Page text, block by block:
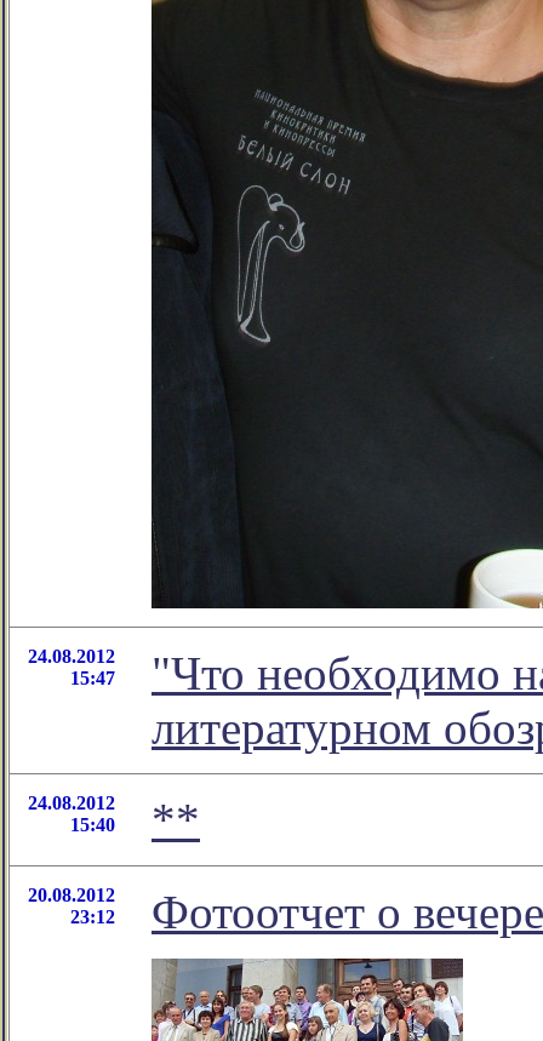
24.08.2012
15:47
"Что необходимо
литературном
24.08.2012
15:40
**
20.08.2012
23:12
Фотоотчет о